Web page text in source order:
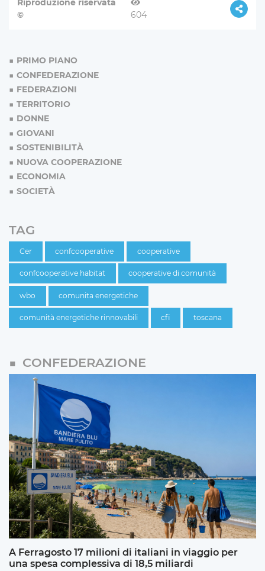
Riproduzione riservata
©
604
PRIMO PIANO
CONFEDERAZIONE
FEDERAZIONI
TERRITORIO
DONNE
GIOVANI
SOSTENIBILITÀ
NUOVA COOPERAZIONE
ECONOMIA
SOCIETÀ
TAG
Cer confcooperative cooperative
confcooperative habitat cooperative di comunità
wbo comunita energetiche
comunità energetiche rinnovabili cfi toscana
CONFEDERAZIONE
A Ferragosto 17 milioni di italiani in viaggio per
una spesa complessiva di 18,5 miliardi